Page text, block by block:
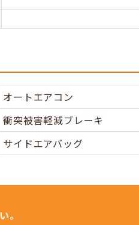
オートエアコン
衝突被害軽減ブレーキ
サイドエアバッグ
。